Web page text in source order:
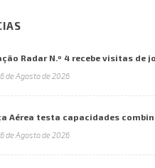
Radar N.º 4 recebe visitas de
de Agosto de 2026
Aérea testa capacidades
de Agosto de 2026